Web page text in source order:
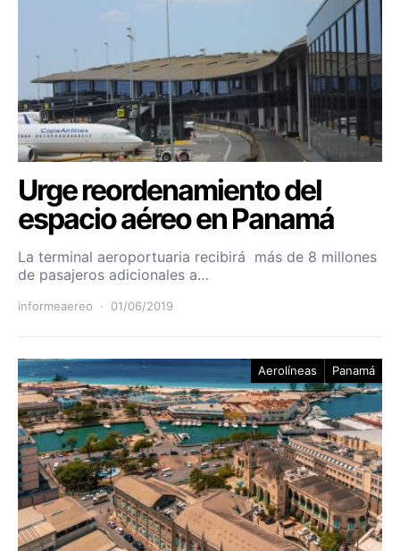
Urge reordenamiento del
espacio aéreo en Panamá
La terminal aeroportuaria recibirá más de 8 millones
de pasajeros adicionales a…
informeaereo 01/06/2019
Aerolíneas Panamá